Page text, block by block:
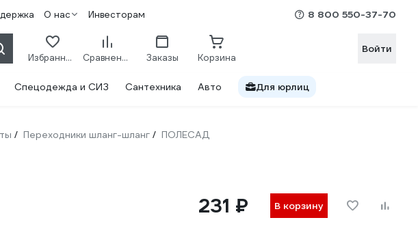
О нас Инвесторам 8 800 550-37-70
Избранное Сравнение Заказы Корзина
Войти
Спецодежда и СИЗ Сантехника Авто Для юрлиц
/ Переходники шланг-шланг / ПОЛЕСАД
231 ₽ В корзину